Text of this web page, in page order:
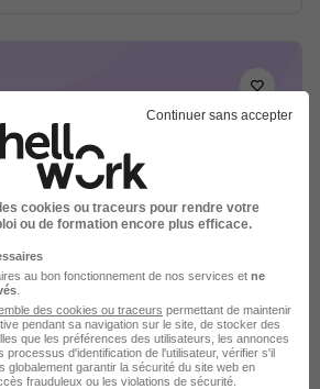
- Employé
il y a 12 jours
Continuer sans accepter
cookies ou traceurs pour rendre votre
ou de formation encore plus efficace.
au bon fonctionnement de nos services et ne
des cookies ou traceurs permettant de maintenir
pendant sa navigation sur le site, de stocker des
que les préférences des utilisateurs, les annonces
processus d'identification de l'utilisateur, vérifier s'il
globalement garantir la sécurité du site web en
frauduleux ou les violations de sécurité.